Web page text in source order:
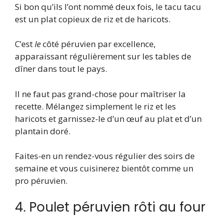
Si bon qu’ils l’ont nommé deux fois, le tacu tacu
est un plat copieux de riz et de haricots.
C’estlecôté péruvien par excellence,
apparaissant régulièrement sur les tables de
dîner dans tout le pays.
Il ne faut pas grand-chose pour maîtriser la
recette. Mélangez simplement le riz et les
haricots et garnissez-le d’un œuf au plat et d’un
plantain doré.
Faites-en un rendez-vous régulier des soirs de
semaine et vous cuisinerez bientôt comme un
pro péruvien.
4. Poulet péruvien rôti au four